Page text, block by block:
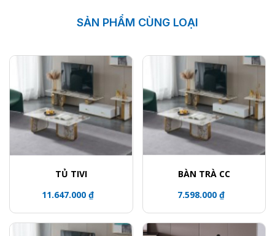
SẢN PHẨM CÙNG LOẠI
TỦ TIVI
11.647.000 ₫
BÀN TRÀ CC
7.598.000 ₫